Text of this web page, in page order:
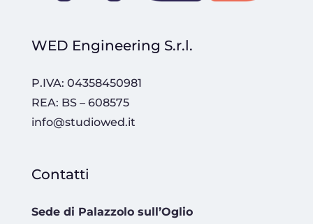
WED Engineering S.r.l.
P.IVA: 04358450981
REA: BS – 608575
info@studiowed.it
Contatti
Sede di Palazzolo sull’Oglio